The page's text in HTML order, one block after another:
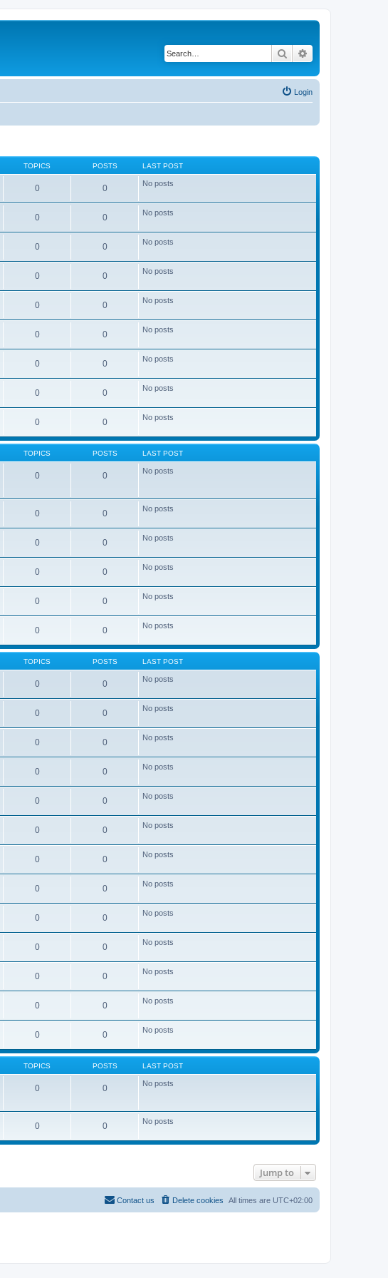
Search
Login
TOPICS POSTS LAST POST
0 0 No posts
0 0 No posts
0 0 No posts
0 0 No posts
0 0 No posts
0 0 No posts
0 0 No posts
0 0 No posts
0 0 No posts
TOPICS POSTS LAST POST
0 0 No posts
0 0 No posts
0 0 No posts
0 0 No posts
0 0 No posts
0 0 No posts
TOPICS POSTS LAST POST
0 0 No posts
0 0 No posts
0 0 No posts
0 0 No posts
0 0 No posts
0 0 No posts
0 0 No posts
0 0 No posts
0 0 No posts
0 0 No posts
0 0 No posts
0 0 No posts
0 0 No posts
TOPICS POSTS LAST POST
0 0 No posts
0 0 No posts
Jump to
All times are UTC+02:00
Delete cookies
Contact us